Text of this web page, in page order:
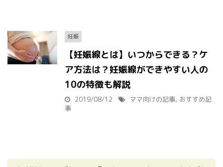
妊娠
【妊娠線とは】いつからできる？ケ
ア方法は？妊娠線ができやすい人の
10の特徴も解説
2019/08/12 ママ向けの記事, おすすめ記
事